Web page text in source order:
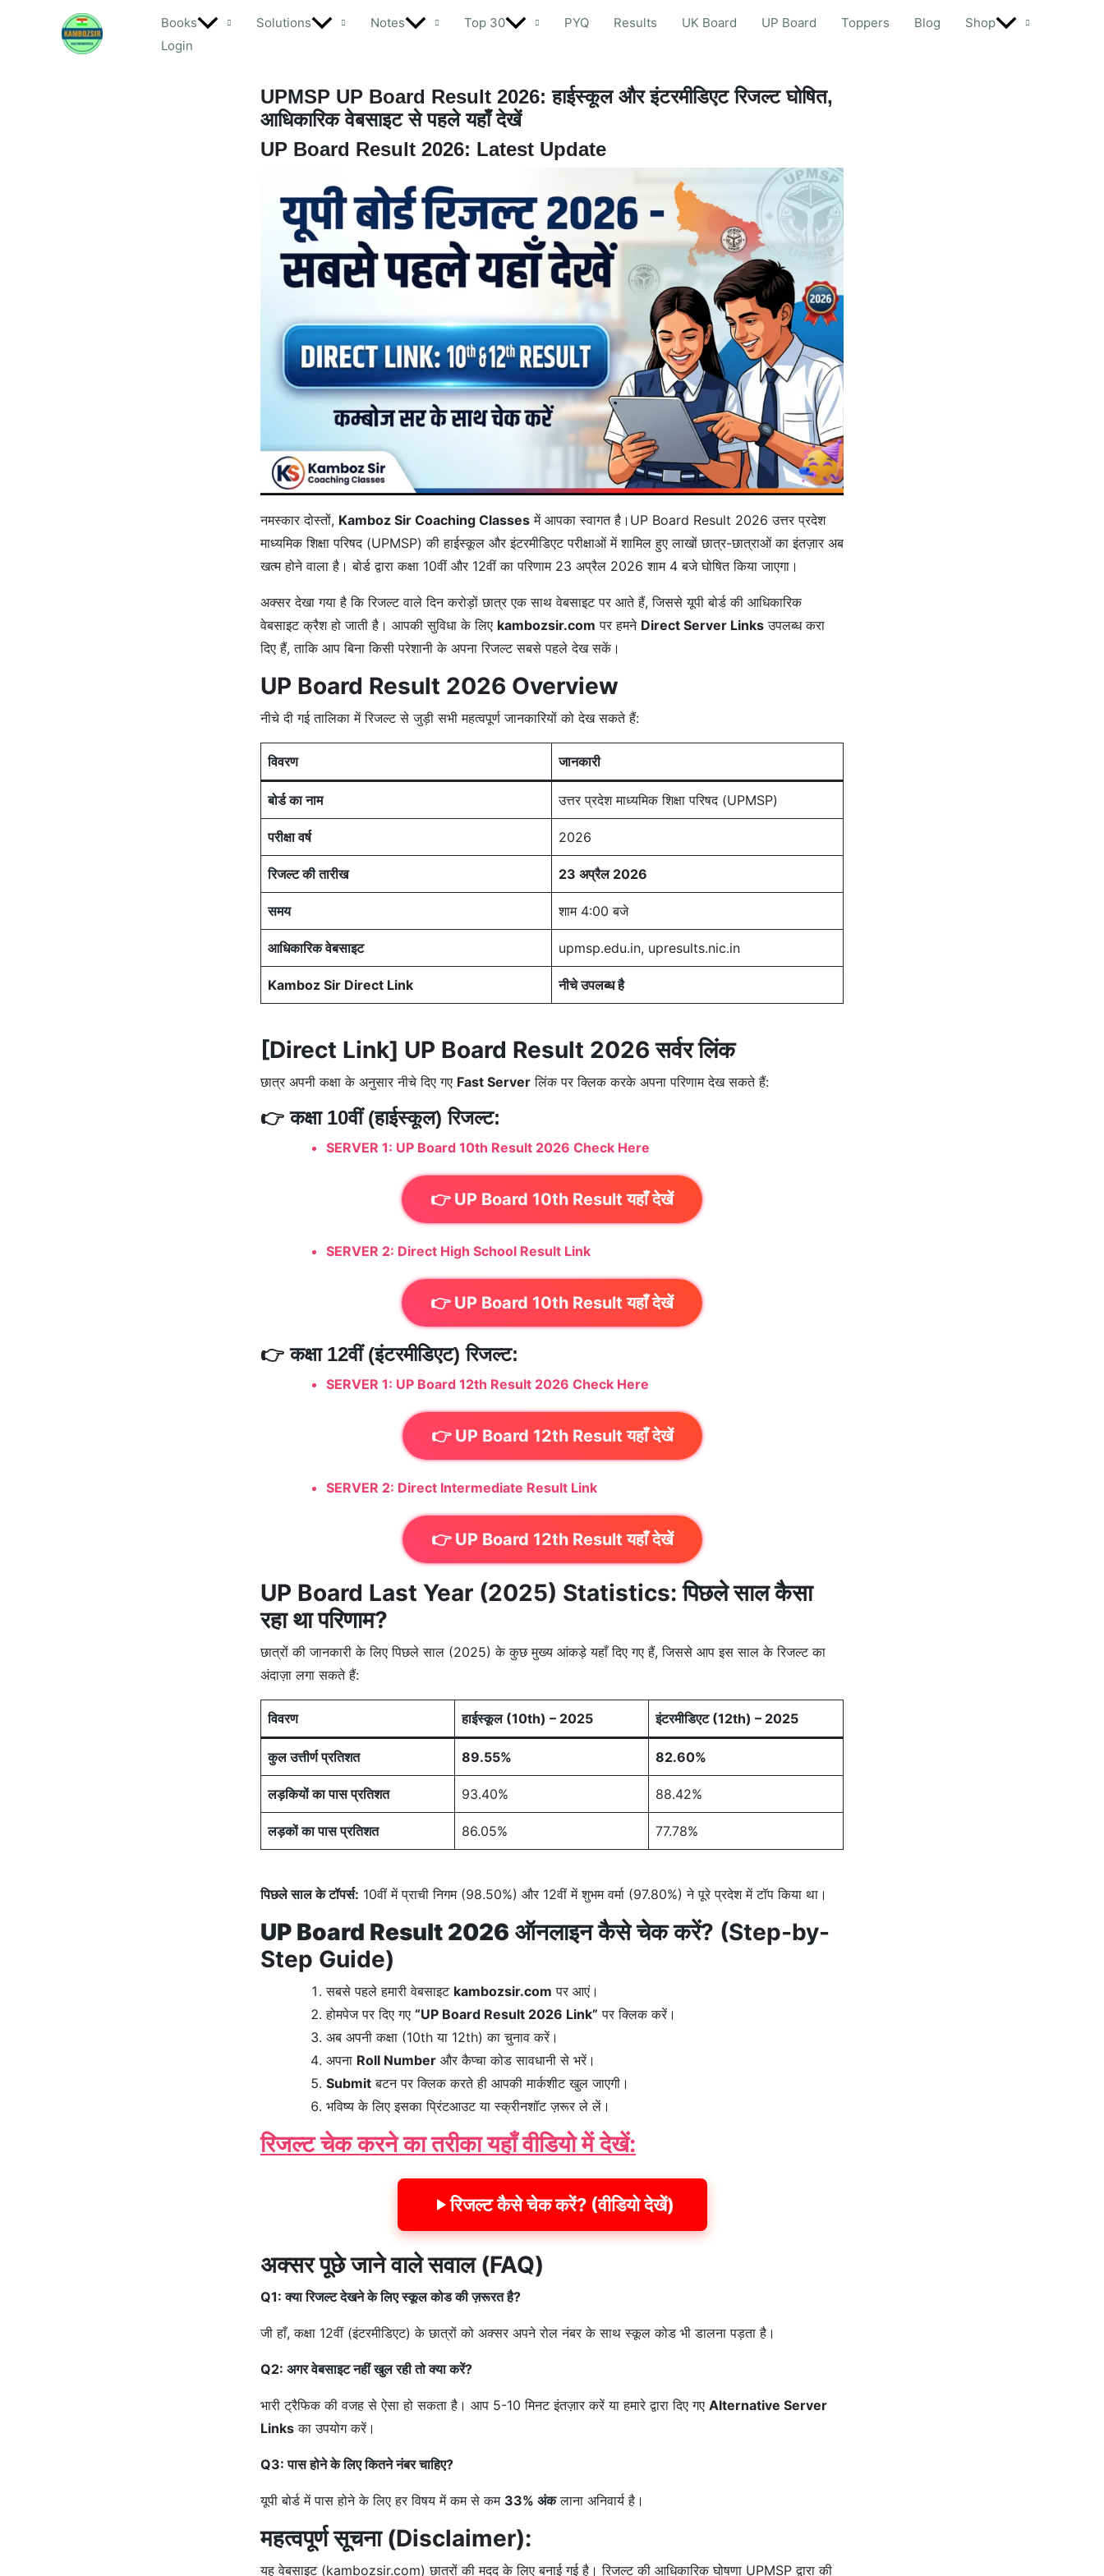
Books Solutions Notes Top 30 PYQ Results UK Board UP Board Toppers Blog
Shop
Login
UPMSP UP Board Result 2026: हाईस्कूल और इंटरमीडिएट रिजल्ट घोषित,
आधिकारिक वेबसाइट से पहले यहाँ देखें
UP Board Result 2026: Latest Update
नमस्कार दोस्तों, Kamboz Sir Coaching Classes में आपका स्वागत है।UP Board Result 2026 उत्तर प्रदेश
माध्यमिक शिक्षा परिषद (UPMSP) की हाईस्कूल और इंटरमीडिएट परीक्षाओं में शामिल हुए लाखों छात्र-छात्राओं का इंतज़ार अब
खत्म होने वाला है। बोर्ड द्वारा कक्षा 10वीं और 12वीं का परिणाम 23 अप्रैल 2026 शाम 4 बजे घोषित किया जाएगा।
अक्सर देखा गया है कि रिजल्ट वाले दिन करोड़ों छात्र एक साथ वेबसाइट पर आते हैं, जिससे यूपी बोर्ड की आधिकारिक
वेबसाइट क्रैश हो जाती है। आपकी सुविधा के लिए kambozsir.com पर हमने Direct Server Links उपलब्ध करा
दिए हैं, ताकि आप बिना किसी परेशानी के अपना रिजल्ट सबसे पहले देख सकें।
UP Board Result 2026 Overview
नीचे दी गई तालिका में रिजल्ट से जुड़ी सभी महत्वपूर्ण जानकारियों को देख सकते हैं:
विवरण जानकारी
बोर्ड का नाम उत्तर प्रदेश माध्यमिक शिक्षा परिषद (UPMSP)
परीक्षा वर्ष 2026
रिजल्ट की तारीख 23 अप्रैल 2026
समय शाम 4:00 बजे
आधिकारिक वेबसाइट upmsp.edu.in, upresults.nic.in
Kamboz Sir Direct Link नीचे उपलब्ध है
[Direct Link] UP Board Result 2026 सर्वर लिंक
छात्र अपनी कक्षा के अनुसार नीचे दिए गए Fast Server लिंक पर क्लिक करके अपना परिणाम देख सकते हैं:
👉 कक्षा 10वीं (हाईस्कूल) रिजल्ट:
SERVER 1: UP Board 10th Result 2026 Check Here
👉 UP Board 10th Result यहाँ देखें
SERVER 2: Direct High School Result Link
👉 UP Board 10th Result यहाँ देखें
👉 कक्षा 12वीं (इंटरमीडिएट) रिजल्ट:
SERVER 1: UP Board 12th Result 2026 Check Here
👉 UP Board 12th Result यहाँ देखें
SERVER 2: Direct Intermediate Result Link
👉 UP Board 12th Result यहाँ देखें
UP Board Last Year (2025) Statistics: पिछले साल कैसा
रहा था परिणाम?
छात्रों की जानकारी के लिए पिछले साल (2025) के कुछ मुख्य आंकड़े यहाँ दिए गए हैं, जिससे आप इस साल के रिजल्ट का
अंदाज़ा लगा सकते हैं:
विवरण हाईस्कूल (10th) – 2025 इंटरमीडिएट (12th) – 2025
कुल उत्तीर्ण प्रतिशत 89.55% 82.60%
लड़कियों का पास प्रतिशत 93.40% 88.42%
लड़कों का पास प्रतिशत 86.05% 77.78%
पिछले साल के टॉपर्स: 10वीं में प्राची निगम (98.50%) और 12वीं में शुभम वर्मा (97.80%) ने पूरे प्रदेश में टॉप किया था।
UP Board Result 2026 ऑनलाइन कैसे चेक करें? (Step-by-
Step Guide)
सबसे पहले हमारी वेबसाइट kambozsir.com पर आएं।
होमपेज पर दिए गए “UP Board Result 2026 Link” पर क्लिक करें।
अब अपनी कक्षा (10th या 12th) का चुनाव करें।
अपना Roll Number और कैप्चा कोड सावधानी से भरें।
Submit बटन पर क्लिक करते ही आपकी मार्कशीट खुल जाएगी।
भविष्य के लिए इसका प्रिंटआउट या स्क्रीनशॉट ज़रूर ले लें।
रिजल्ट चेक करने का तरीका यहाँ वीडियो में देखें:
रिजल्ट कैसे चेक करें? (वीडियो देखें)
अक्सर पूछे जाने वाले सवाल (FAQ)
Q1: क्या रिजल्ट देखने के लिए स्कूल कोड की ज़रूरत है?
जी हाँ, कक्षा 12वीं (इंटरमीडिएट) के छात्रों को अक्सर अपने रोल नंबर के साथ स्कूल कोड भी डालना पड़ता है।
Q2: अगर वेबसाइट नहीं खुल रही तो क्या करें?
भारी ट्रैफिक की वजह से ऐसा हो सकता है। आप 5-10 मिनट इंतज़ार करें या हमारे द्वारा दिए गए Alternative Server
Links का उपयोग करें।
Q3: पास होने के लिए कितने नंबर चाहिए?
यूपी बोर्ड में पास होने के लिए हर विषय में कम से कम 33% अंकलाना अनिवार्य है।
महत्वपूर्ण सूचना (Disclaimer):
यह वेबसाइट (kambozsir.com) छात्रों की मदद के लिए बनाई गई है। रिजल्ट की आधिकारिक घोषणा UPMSP द्वारा की